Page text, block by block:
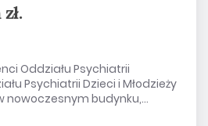
Oddziału Psychiatrii
Psychiatrii Dzieci i Młodzieży
nowoczesnym budynku,...